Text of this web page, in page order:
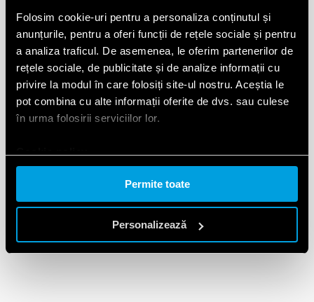
Folosim cookie-uri pentru a personaliza conținutul și
anunțurile, pentru a oferi funcții de rețele sociale și pentru
a analiza traficul. De asemenea, le oferim partenerilor de
rețele sociale, de publicitate și de analize informații cu
privire la modul în care folosiți site-ul nostru. Aceștia le
pot combina cu alte informații oferite de dvs. sau culese
în urma folosirii serviciilor lor.
Permite toate
Personalizează